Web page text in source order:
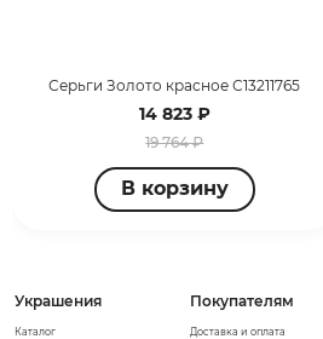
Серьги Золото красное С13211765
14 823 ₽
19 764 ₽
В корзину
Украшения
Каталог
Покупателям
Доставка и оплата